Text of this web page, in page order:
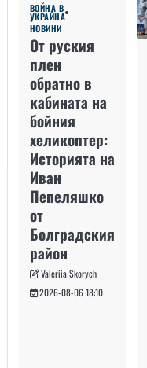
ВОЙНА В
УКРАЙНА
НОВИНИ
От руския
плен
обратно в
кабината на
бойния
хеликоптер:
Историята на
Иван
Пепеляшко
от
Болградския
район
Valeriia Skorych
2026-08-06 18:10